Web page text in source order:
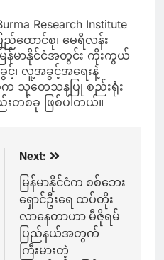
Research Institute
ထောင်စု၊ မေရီလန်း
ြန်မာနိုင်ငံအတွင်း ကိုးကွယ်
၊ လူ့အခွင့်အရေးနဲ့
က သုတေသနပြု စည်းရုံး
တစ်ခု ဖြစ်ပါတယ်။
Next:
မြန်မာနိုင်ငံက စစ်ဘေး
ရှောင်ဦးရေ ထပ်တိုး
လာနေတာဟာ မီဇိုရမ်
ပြည်နယ်အတွက်
ကြီးမားတဲ့